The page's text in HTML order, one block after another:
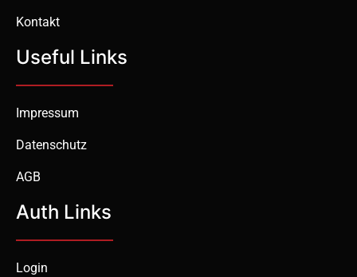
Kontakt
Useful Links
Impressum
Datenschutz
AGB
Auth Links
Login